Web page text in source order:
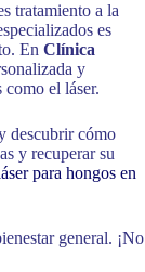
tratamiento a la
es
En Clínica
y
como el láser.
descubrir cómo
y recuperar su
para hongos en
general. ¡No